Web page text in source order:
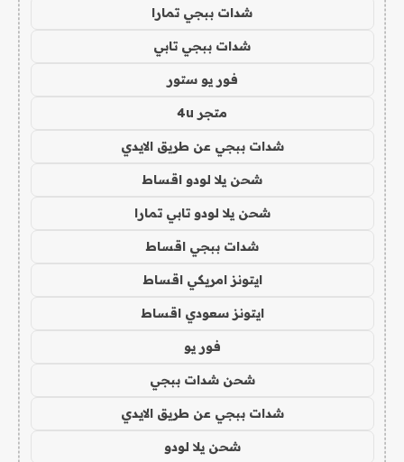
شدات ببجي تمارا
شدات ببجي تابي
فور يو ستور
متجر 4u
شدات ببجي عن طريق الايدي
شحن يلا لودو اقساط
شحن يلا لودو تابي تمارا
شدات ببجي اقساط
ايتونز امريكي اقساط
ايتونز سعودي اقساط
فور يو
شحن شدات ببجي
شدات ببجي عن طريق الايدي
شحن يلا لودو